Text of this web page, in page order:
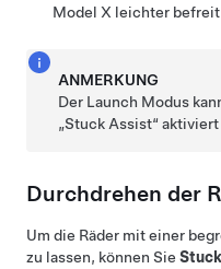
Model X leichter befreit
ANMERKUNG
Der Launch Modus
„Stuck Assist“
Durchdrehen der
Um die Räder mit einer
zu lassen, können Sie